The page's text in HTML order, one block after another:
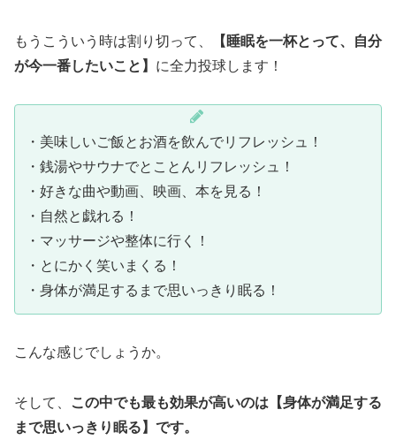
もうこういう時は割り切って、
【睡眠を一杯とって、自分
が今一番したいこと】 に全力投球します！
・美味しいご飯とお酒を飲んでリフレッシュ！
・銭湯やサウナでとことんリフレッシュ！
・好きな曲や動画、映画、本を見る！
・自然と戯れる！
・マッサージや整体に行く！
・とにかく笑いまくる！
・身体が満足するまで思いっきり眠る！
こんな感じでしょうか。
そして、
この中でも最も効果が高いのは【身体が満足する
まで思いっきり眠る】です。